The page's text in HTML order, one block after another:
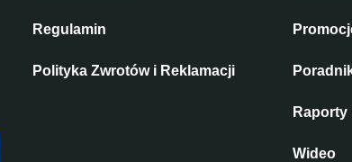
Regulamin
Polityka Zwrotów i Reklamacji
Raporty
Wideo